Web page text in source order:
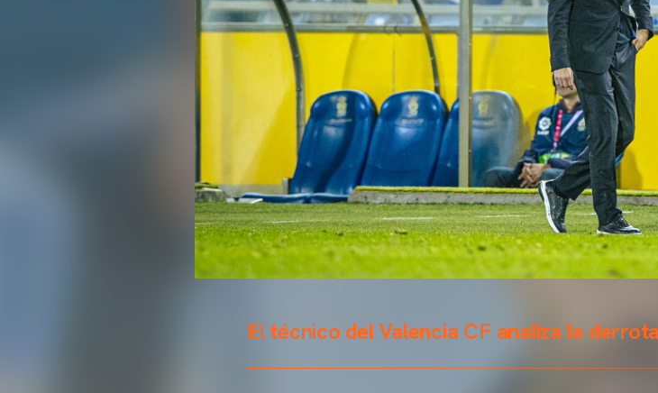
El técnico del Valencia CF analiza la